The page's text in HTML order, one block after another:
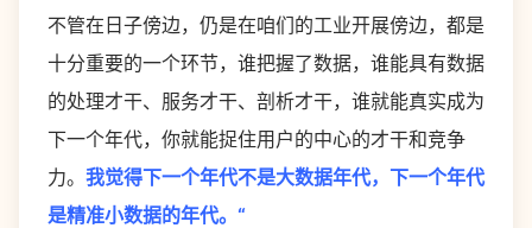
不管在日子傍边，仍是在咱们的工业开展傍边，都是
十分重要的一个环节，谁把握了数据，谁能具有数据
的处理才干、服务才干、剖析才干，谁就能真实成为
下一个年代，你就能捉住用户的中心的才干和竞争
力。 我觉得下一个年代不是大数据年代，下一个年代
是精准小数据的年代。“